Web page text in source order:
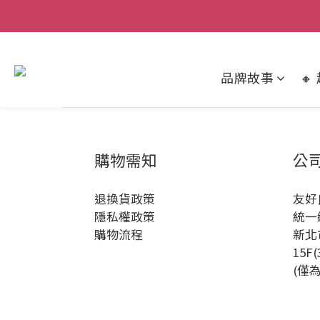
品牌故事 🔸
購物需知
退換貨政策
隱私權政策
購物流程
公
友
統一
新
(僅